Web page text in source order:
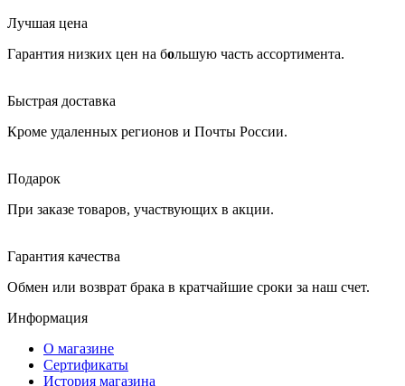
Лучшая цена
Гарантия низких цен на большую часть ассортимента.
Быстрая доставка
Кроме удаленных регионов и Почты России.
Подарок
При заказе товаров, участвующих в акции.
Гарантия качества
Обмен или возврат брака в кратчайшие сроки за наш счет.
Информация
О магазине
Сертификаты
История магазина